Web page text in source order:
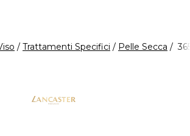
Trattamenti Specifici Pelle Secca